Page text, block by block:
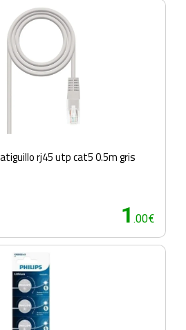
rj45 utp cat5 0.5m gris
1 .00€